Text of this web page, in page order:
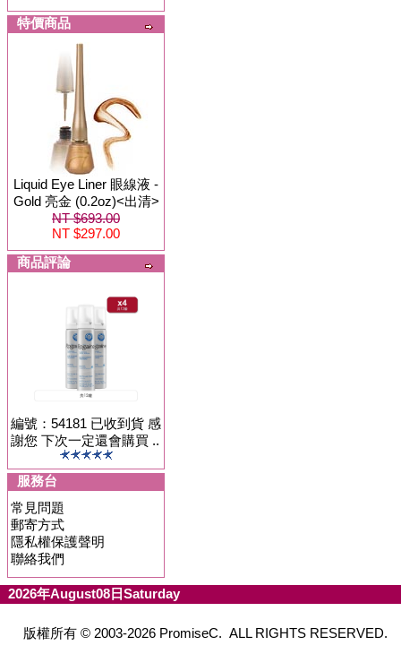
特價商品
Liquid Eye Liner 眼線液 -
Gold 亮金 (0.2oz)<出清>
NT $693.00
NT $297.00
商品評論
編號：54181 已收到貨 感
謝您 下次一定還會購買 ..
服務台
常見問題
郵寄方式
隱私權保護聲明
聯絡我們
2026年August08日Saturday
版權所有 © 2003-2026 PromiseC. ALL RIGHTS RESERVED.